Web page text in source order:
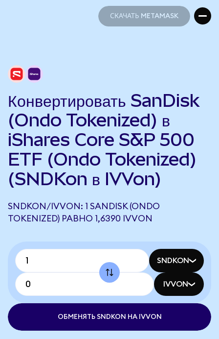
СКАЧАТЬ METAMASK
Конвертировать SanDisk
(Ondo Tokenized) в
iShares Core S&P 500
ETF (Ondo Tokenized)
(SNDKon в IVVon)
SNDKON/IVVON: 1 SANDISK (ONDO
TOKENIZED) РАВНО 1,6390 IVVON
SNDKON
IVVON
ОБМЕНЯТЬ SNDKON НА IVVON